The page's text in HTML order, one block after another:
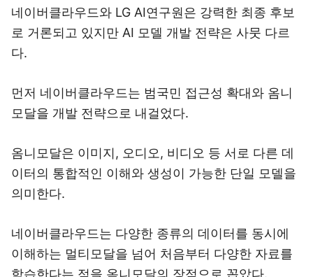
네이버클라우드와 LG AI연구원은 강력한 최종 후보
로 거론되고 있지만 AI 모델 개발 전략은 사뭇 다르
다.
먼저 네이버클라우드는 범국민 접근성 확대와 옴니
모달을 개발 전략으로 내걸었다.
옴니모달은 이미지, 오디오, 비디오 등 서로 다른 데
이터의 통합적인 이해와 생성이 가능한 단일 모델을
의미한다.
네이버클라우드는 다양한 종류의 데이터를 동시에
이해하는 멀티모달을 넘어 처음부터 다양한 자료를
학습한다는 점을 옴니모달의 장점으로 꼽았다.